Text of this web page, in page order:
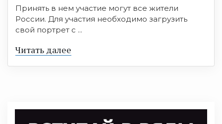
Принять в нем участие могут все жители
России. Для участия необходимо загрузить
свой портрет с ...
Читать далее